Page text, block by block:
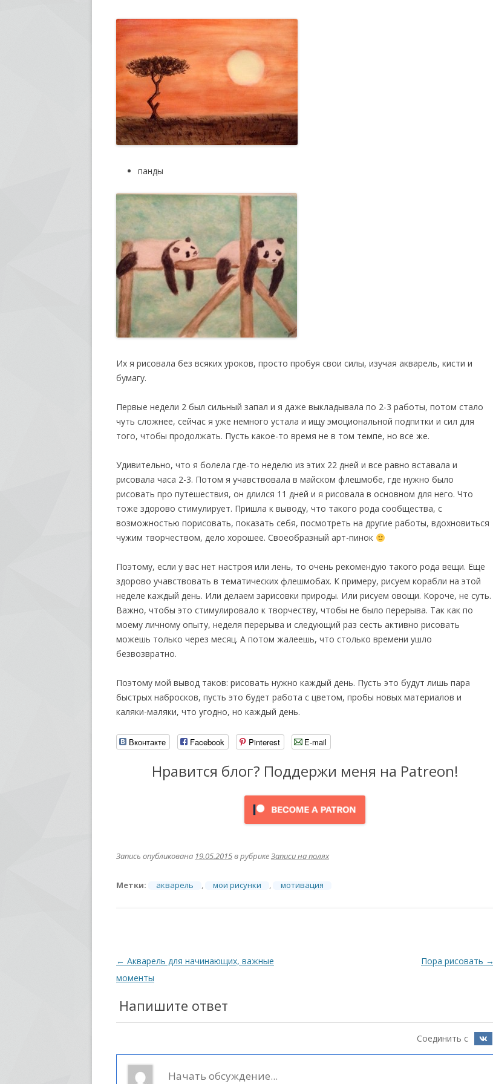
панды
Их я рисовала без всяких уроков, просто пробуя свои силы, изучая акварель, кисти и
бумагу.
Первые недели 2 был сильный запал и я даже выкладывала по 2-3 работы, потом стало
чуть сложнее, сейчас я уже немного устала и ищу эмоциональной подпитки и сил для
того, чтобы продолжать. Пусть какое-то время не в том темпе, но все же.
Удивительно, что я болела где-то неделю из этих 22 дней и все равно вставала и
рисовала часа 2-3. Потом я учавствовала в майском флешмобе, где нужно было
рисовать про путешествия, он длился 11 дней и я рисовала в основном для него. Что
тоже здорово стимулирует. Пришла к выводу, что такого рода сообщества, с
возможностью порисовать, показать себя, посмотреть на другие работы, вдохновиться
чужим творчеством, дело хорошее. Своеобразный арт-пинок
Поэтому, если у вас нет настроя или лень, то очень рекомендую такого рода вещи. Еще
здорово учавствовать в тематических флешмобах. К примеру, рисуем корабли на этой
неделе каждый день. Или делаем зарисовки природы. Или рисуем овощи. Короче, не суть.
Важно, чтобы это стимулировало к творчеству, чтобы не было перерыва. Так как по
моему личному опыту, неделя перерыва и следующий раз сесть активно рисовать
можешь только через месяц. А потом жалеешь, что столько времени ушло
безвозвратно.
Поэтому мой вывод таков: рисовать нужно каждый день. Пусть это будут лишь пара
быстрых набросков, пусть это будет работа с цветом, пробы новых материалов и
каляки-маляки, что угодно, но каждый день.
Вконтакте Facebook Pinterest E-mail
Нравится блог? Поддержи меня на Patreon!
Запись опубликована 19.05.2015в рубрикеЗаписи на полях
Метки: акварель мои рисунки мотивация
Навигация
по
← Акварель для начинающих, важные
моменты
Пора рисовать →
Напишите ответ
Соединить с